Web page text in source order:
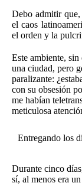
Debo admitir que,
el caos
el orden y la
Este ambiente,
una ciudad, pero
paralizante:
con su obsesión
me habían
meticulosa
Entregando los
Durante cinco
sí, al menos era